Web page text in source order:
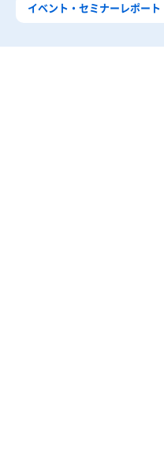
イベント・セミナーレポート